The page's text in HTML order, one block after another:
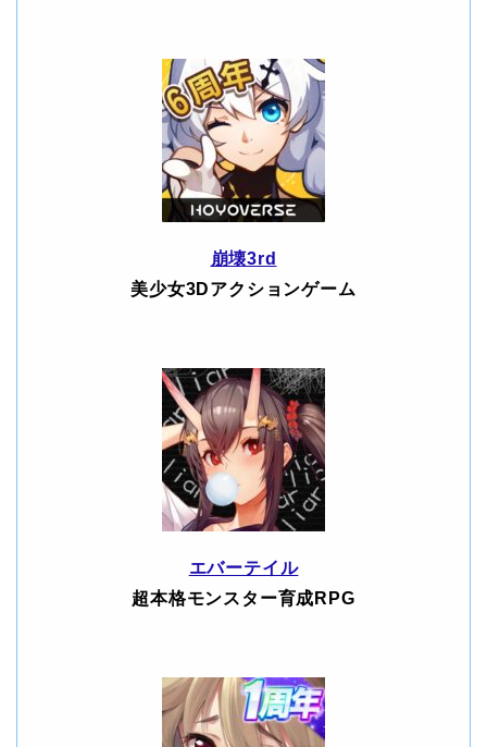
崩壊3rd
美少女3Dアクションゲーム
エバーテイル
超本格モンスター育成RPG